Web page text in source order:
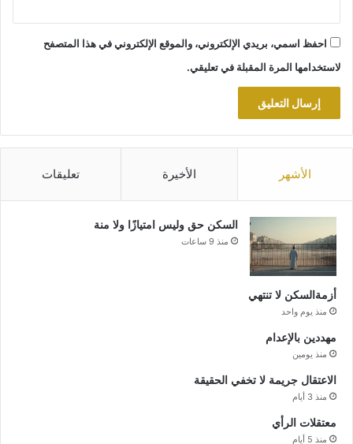
احفظ اسمي، بريدي الإلكتروني، والموقع الإلكتروني في هذا المتصفح
لاستخدامها المرة المقبلة في تعليقي.
الأشهر الأخيرة تعليقات
السكن حق وليس امتيازًا ولا منة
منذ 9 ساعات
أزمةالسكن لا تنتهي
منذ يوم واحد
مهددين بالإعدام
منذ يومين
الاعتقال جريمة لا تخفي الحقيقة
منذ 3 أيام
معتقلات الرأي
منذ 5 أيام